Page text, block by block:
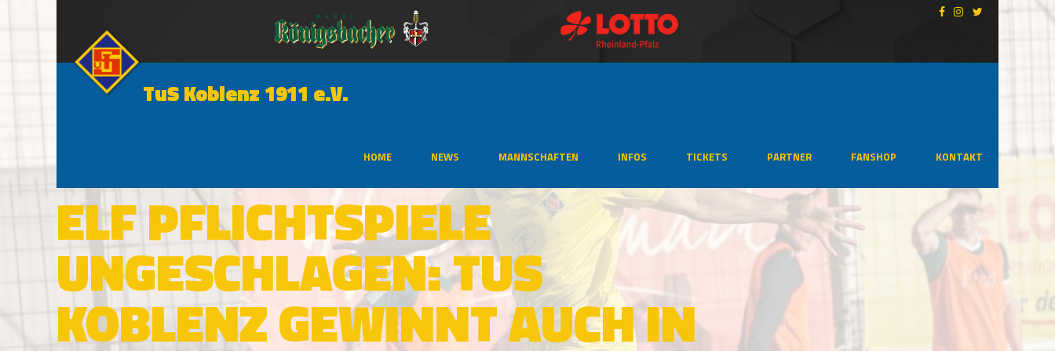
TuS Koblenz 1911 e.V.
HOME NEWS MANNSCHAFTEN INFOS TICKETS PARTNER FANSHOP KONTAKT
ELF PFLICHTSPIELE
UNGESCHLAGEN: TUS
KOBLENZ GEWINNT AUCH IN